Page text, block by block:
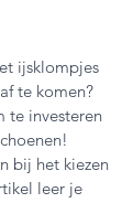
ijsklompjes
te komen?
te investeren
bij het kiezen
leer je